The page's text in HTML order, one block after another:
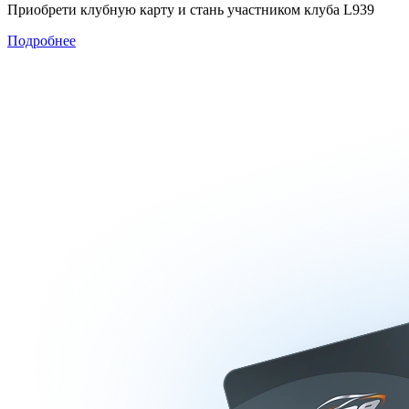
Приобрети клубную карту и стань участником клуба L939
Подробнее